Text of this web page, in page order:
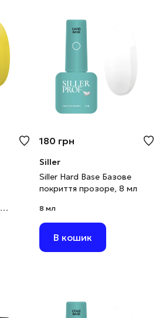
180 грн
Siller
Siller Hard Base Базове
покриття прозоре, 8 мл
8 мл
В кошик